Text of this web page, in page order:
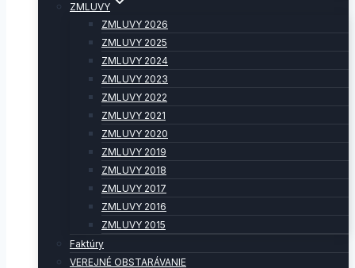
ZMLUVY
ZMLUVY 2026
ZMLUVY 2025
ZMLUVY 2024
ZMLUVY 2023
ZMLUVY 2022
ZMLUVY 2021
ZMLUVY 2020
ZMLUVY 2019
ZMLUVY 2018
ZMLUVY 2017
ZMLUVY 2016
ZMLUVY 2015
Faktúry
VEREJNÉ OBSTARÁVANIE